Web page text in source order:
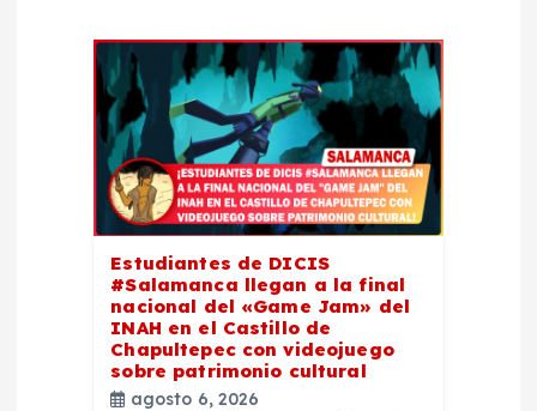
Estudiantes de DICIS
#Salamanca llegan a la final
nacional del «Game Jam» del
INAH en el Castillo de
Chapultepec con videojuego
sobre patrimonio cultural
agosto 6, 2026